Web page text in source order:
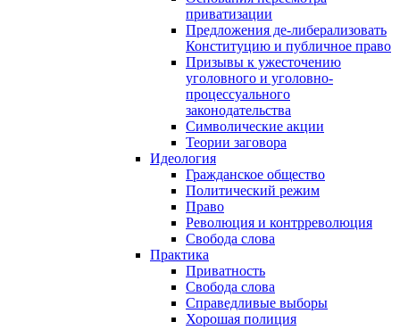
приватизации
Предложения де-либерализовать
Конституцию и публичное право
Призывы к ужесточению
уголовного и уголовно-
процессуального
законодательства
Символические акции
Теории заговора
Идеология
Гражданское общество
Политический режим
Право
Революция и контрреволюция
Свобода слова
Практика
Приватность
Свобода слова
Справедливые выборы
Хорошая полиция